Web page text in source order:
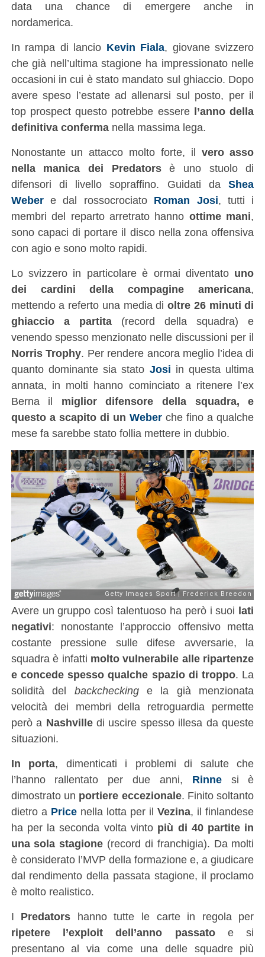
data una chance di emergere anche in
nordamerica.
In rampa di lancio Kevin Fiala, giovane svizzero
che già nell’ultima stagione ha impressionato nelle
occasioni in cui è stato mandato sul ghiaccio. Dopo
avere speso l’estate ad allenarsi sul posto, per il
top prospect questo potrebbe essere l’anno della
definitiva confermanella massima lega.
Nonostante un attacco molto forte, il vero asso
nella manica dei Predatorsè uno stuolo di
difensori di livello sopraffino. Guidati daShea
Webere dal rossocrociato Roman Josi, tutti i
membri del reparto arretrato hanno ottime mani,
sono capaci di portare il disco nella zona offensiva
con agio e sono molto rapidi.
Lo svizzero in particolare è ormai diventato uno
dei cardini della compagine americana,
mettendo a referto una media dioltre 26 minuti di
ghiaccio a partita(record della squadra) e
venendo spesso menzionato nelle discussioni per il
Norris Trophy. Per rendere ancora meglio l’idea di
quanto dominante sia stato Josi in questa ultima
annata, in molti hanno cominciato a ritenere l’ex
Berna il miglior difensore della squadra, e
questo a scapito di unWeber che fino a qualche
mese fa sarebbe stato follia mettere in dubbio.
Avere un gruppo così talentuoso ha però i suoi lati
negativi: nonostante l’approccio offensivo metta
costante pressione sulle difese avversarie, la
squadra è infatti molto vulnerabile alle ripartenze
e concede spesso qualche spazio di troppo. La
solidità del backcheckinge la già menzionata
velocità dei membri della retroguardia permette
però a Nashvilledi uscire spesso illesa da queste
situazioni.
In porta, dimenticati i problemi di salute che
l’hanno rallentato per due anni, Rinnesi è
dimostrato un portiere eccezionale. Finito soltanto
dietro a Pricenella lotta per ilVezina, il finlandese
ha per la seconda volta vinto più di 40 partite in
una sola stagione (record di franchigia). Da molti
è considerato l’MVP della formazione e, a giudicare
dal rendimento della passata stagione, il proclamo
è molto realistico.
I Predators hanno tutte le carte in regola per
ripetere l’exploit dell’anno passatoe si
presentano al via come una delle squadre più